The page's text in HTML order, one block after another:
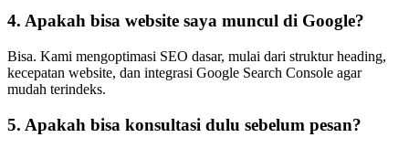
4. Apakah bisa website saya muncul di Google?
Bisa. Kami mengoptimasi SEO dasar, mulai dari struktur heading,
kecepatan website, dan integrasi Google Search Console agar
mudah terindeks.
5. Apakah bisa konsultasi dulu sebelum pesan?